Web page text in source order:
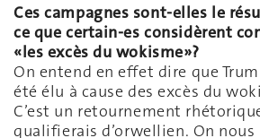
Ces campagnes sont-elles le
ce que certain-es considèrent
«les excès du wokisme»?
On entend en effet dire que
été élu à cause des excès du
C’est un retournement
qualifierais d’orwellien. On nous